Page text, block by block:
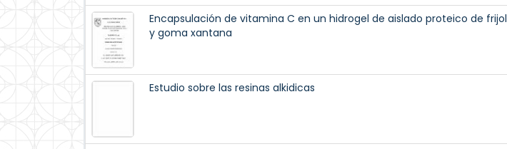
Encapsulación de vitamina C en un hidrogel de aislado proteico de frijol
y goma xantana
Estudio sobre las resinas alkidicas